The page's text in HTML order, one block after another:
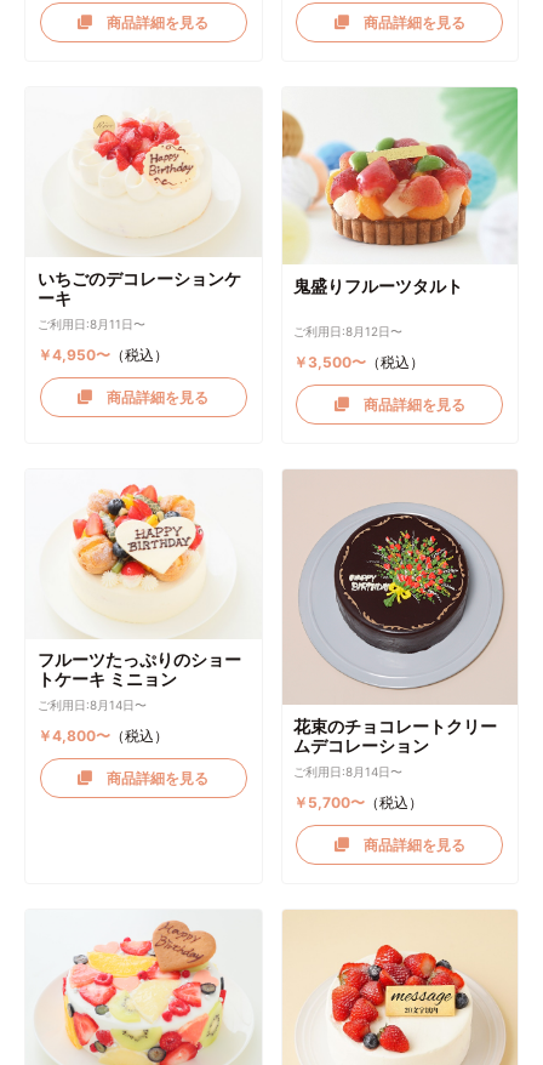
商品詳細を見る 商品詳細を見る
いちごのデコレーションケ
ーキ
ご利用日:8月11日〜
￥4,950〜（税込）
商品詳細を見る
鬼盛りフルーツタルト
ご利用日:8月12日〜
￥3,500〜 （税込）
商品詳細を見る
フルーツたっぷりのショー
トケーキ ミニョン
ご利用日:8月14日〜
￥4,800〜（税込）
商品詳細を見る
花束のチョコレートクリー
ムデコレーション
ご利用日:8月14日〜
￥5,700〜 （税込）
商品詳細を見る